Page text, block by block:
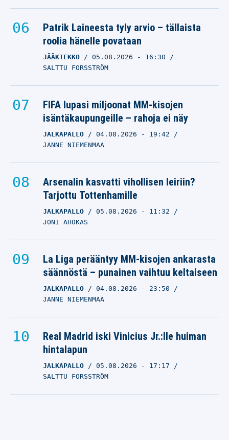
Patrik Laineesta tyly arvio – tällaista
roolia hänelle povataan
JÄÄKIEKKO 05.08.2026 - 16:30
SALTTU FORSSTRÖM
FIFA lupasi miljoonat MM-kisojen
isäntäkaupungeille – rahoja ei näy
JALKAPALLO 04.08.2026 - 19:42
JANNE NIEMENMAA
Arsenalin kasvatti vihollisen leiriin?
Tarjottu Tottenhamille
JALKAPALLO 05.08.2026 - 11:32
JONI AHOKAS
La Liga perääntyy MM-kisojen ankarasta
säännöstä – punainen vaihtuu keltaiseen
JALKAPALLO 04.08.2026 - 23:50
JANNE NIEMENMAA
Real Madrid iski Vinicius Jr.:lle huiman
hintalapun
JALKAPALLO 05.08.2026 - 17:17
SALTTU FORSSTRÖM